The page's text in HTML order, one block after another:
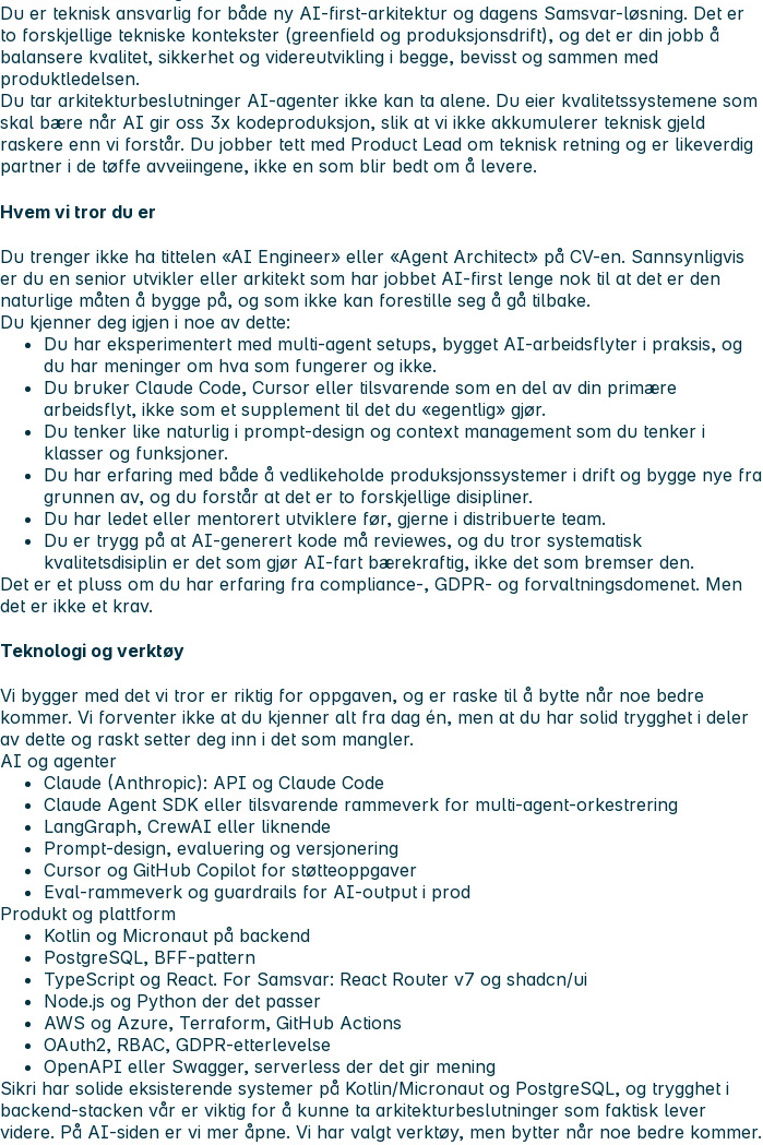
Du er teknisk ansvarlig for både ny AI-first-arkitektur og dagens Samsvar-løsning. Det er
to forskjellige tekniske kontekster (greenfield og produksjonsdrift), og det er din jobb å
balansere kvalitet, sikkerhet og videreutvikling i begge, bevisst og sammen med
produktledelsen.
Du tar arkitekturbeslutninger AI-agenter ikke kan ta alene. Du eier kvalitetssystemene som
skal bære når AI gir oss 3x kodeproduksjon, slik at vi ikke akkumulerer teknisk gjeld
raskere enn vi forstår. Du jobber tett med Product Lead om teknisk retning og er likeverdig
partner i de tøffe avveiingene, ikke en som blir bedt om å levere.
Hvem vi tror du er
Du trenger ikke ha tittelen «AI Engineer» eller «Agent Architect» på CV-en. Sannsynligvis
er du en senior utvikler eller arkitekt som har jobbet AI-first lenge nok til at det er den
naturlige måten å bygge på, og som ikke kan forestille seg å gå tilbake.
Du kjenner deg igjen i noe av dette:
Du har eksperimentert med multi-agent setups, bygget AI-arbeidsflyter i praksis, og
du har meninger om hva som fungerer og ikke.
Du bruker Claude Code, Cursor eller tilsvarende som en del av din primære
arbeidsflyt, ikke som et supplement til det du «egentlig» gjør.
Du tenker like naturlig i prompt-design og context management som du tenker i
klasser og funksjoner.
Du har erfaring med både å vedlikeholde produksjonssystemer i drift og bygge nye fra
grunnen av, og du forstår at det er to forskjellige disipliner.
Du har ledet eller mentorert utviklere før, gjerne i distribuerte team.
Du er trygg på at AI-generert kode må reviewes, og du tror systematisk
kvalitetsdisiplin er det som gjør AI-fart bærekraftig, ikke det som bremser den.
Det er et pluss om du har erfaring fra compliance-, GDPR- og forvaltningsdomenet. Men
det er ikke et krav.
Teknologi og verktøy
Vi bygger med det vi tror er riktig for oppgaven, og er raske til å bytte når noe bedre
kommer. Vi forventer ikke at du kjenner alt fra dag én, men at du har solid trygghet i deler
av dette og raskt setter deg inn i det som mangler.
AI og agenter
Claude (Anthropic): API og Claude Code
Claude Agent SDK eller tilsvarende rammeverk for multi-agent-orkestrering
LangGraph, CrewAI eller liknende
Prompt-design, evaluering og versjonering
Cursor og GitHub Copilot for støtteoppgaver
Eval-rammeverk og guardrails for AI-output i prod
Produkt og plattform
Kotlin og Micronaut på backend
PostgreSQL, BFF-pattern
TypeScript og React. For Samsvar: React Router v7 og shadcn/ui
Node.js og Python der det passer
AWS og Azure, Terraform, GitHub Actions
OAuth2, RBAC, GDPR-etterlevelse
OpenAPI eller Swagger, serverless der det gir mening
Sikri har solide eksisterende systemer på Kotlin/Micronaut og PostgreSQL, og trygghet i
backend-stacken vår er viktig for å kunne ta arkitekturbeslutninger som faktisk lever
videre. På AI-siden er vi mer åpne. Vi har valgt verktøy, men bytter når noe bedre kommer.